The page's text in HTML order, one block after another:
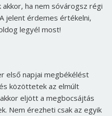
ha nem sóvárogsz régi
jelent érdemes értékelni,
legyél most!
első napjai megbékélést
közöttetek az elmúlt
eljött a megbocsájtás
Nem érezheti csak az egyik